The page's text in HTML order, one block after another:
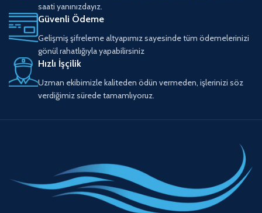
saati yanınızdayız.
Güvenli Ödeme
Gelişmiş şifreleme altyapımız sayesinde tüm ödemelerinizi
gönül rahatlığıyla yapabilirsiniz
Hızlı İşçilik
Uzman ekibimizle kaliteden ödün vermeden, işlerinizi söz
verdiğimiz sürede tamamlıyoruz.